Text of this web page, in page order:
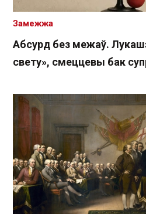
Абсурд без межаў.
свету», смеццевы бак
Замежжа